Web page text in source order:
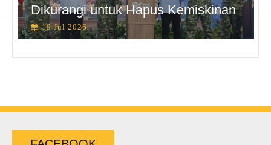
Dikurangi untuk Hapus Kemiskinan
19 Jul 2026